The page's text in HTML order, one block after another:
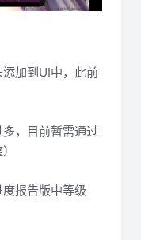
加到UI中，此前
，目前暂需通过
报告版中等级